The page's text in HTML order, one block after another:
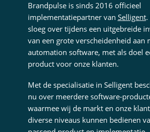
Brandpulse is sinds 2016 officieel
implementatiepartner van Selligent.
sloeg over tijdens een uitgebreide
van een grote verscheidenheid aan
automation software, met als doel
product voor onze klanten.
Met de specialisatie in Selligent
nu over meerdere software-
waarmee wij de markt en onze
diverse niveaus kunnen bedienen